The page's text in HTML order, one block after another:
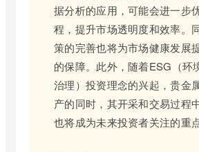
据分析的应用，可能会进一步
程，提升市场透明度和效率。
策的完善也将为市场健康发展
的保障。此外，随着ESG（环
治理）投资理念的兴起，贵金
产的同时，其开采和交易过程
也将成为未来投资者关注的重点